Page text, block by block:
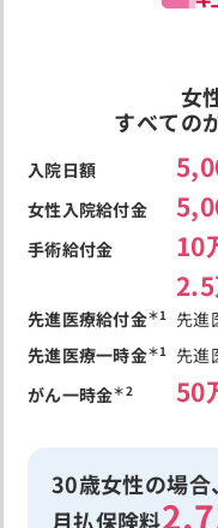
女
すべての
入院日額
女性入院給付金
手術給付金
10
先進医療給付金＊1 先進
先進医療一時金＊1 先進
がん一時金＊2 50
30歳女性の場合、
月払保険料